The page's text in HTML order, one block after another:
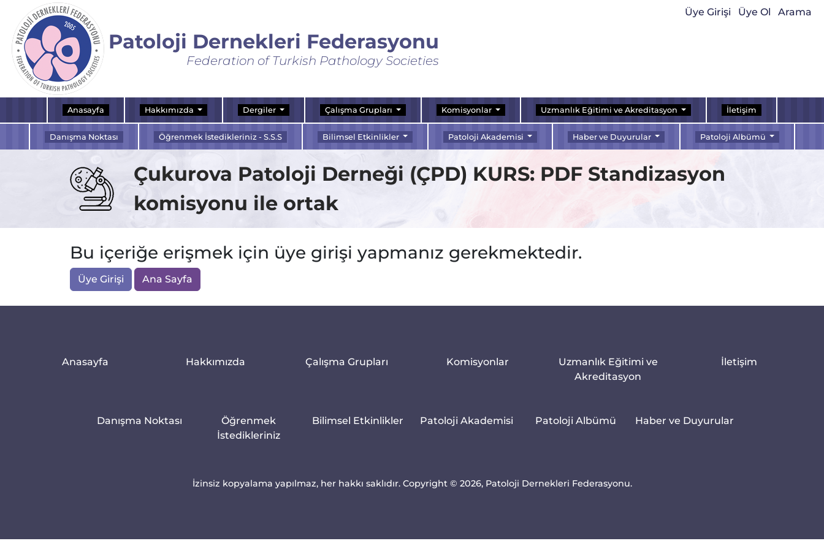
Patoloji Dernekleri Federasyonu
Federation of Turkish Pathology Societies
Üye Girişi Üye Ol Arama
Anasayfa Hakkımızda Dergiler Çalışma Grupları Komisyonlar Uzmanlık Eğitimi ve Akreditasyon İletişim
Danışma Noktası Öğrenmek İstedikleriniz - S.S.S Bilimsel Etkinlikler Patoloji Akademisi Haber ve Duyurular Patoloji Albümü
Çukurova Patoloji Derneği (ÇPD) KURS: PDF Standizasyon
komisyonu ile ortak
Bu içeriğe erişmek için üye girişi yapmanız gerekmektedir.
Üye Girişi Ana Sayfa
Anasayfa Hakkımızda Çalışma Grupları Komisyonlar
Uzmanlık Eğitimi ve
Akreditasyon
İletişim
Danışma Noktası
Öğrenmek
İstedikleriniz
Bilimsel Etkinlikler Patoloji Akademisi Patoloji Albümü Haber ve Duyurular
İzinsiz kopyalama yapılmaz, her hakkı saklıdır. Copyright © 2026, Patoloji Dernekleri Federasyonu.